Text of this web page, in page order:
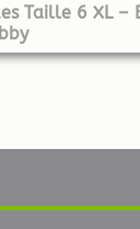
Taille 6 XL –